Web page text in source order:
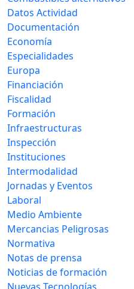
Datos Actividad
Documentación
Economía
Especialidades
Europa
Financiación
Fiscalidad
Formación
Infraestructuras
Inspección
Instituciones
Intermodalidad
Jornadas y Eventos
Laboral
Medio Ambiente
Mercancias Peligrosas
Normativa
Notas de prensa
Noticias de formación